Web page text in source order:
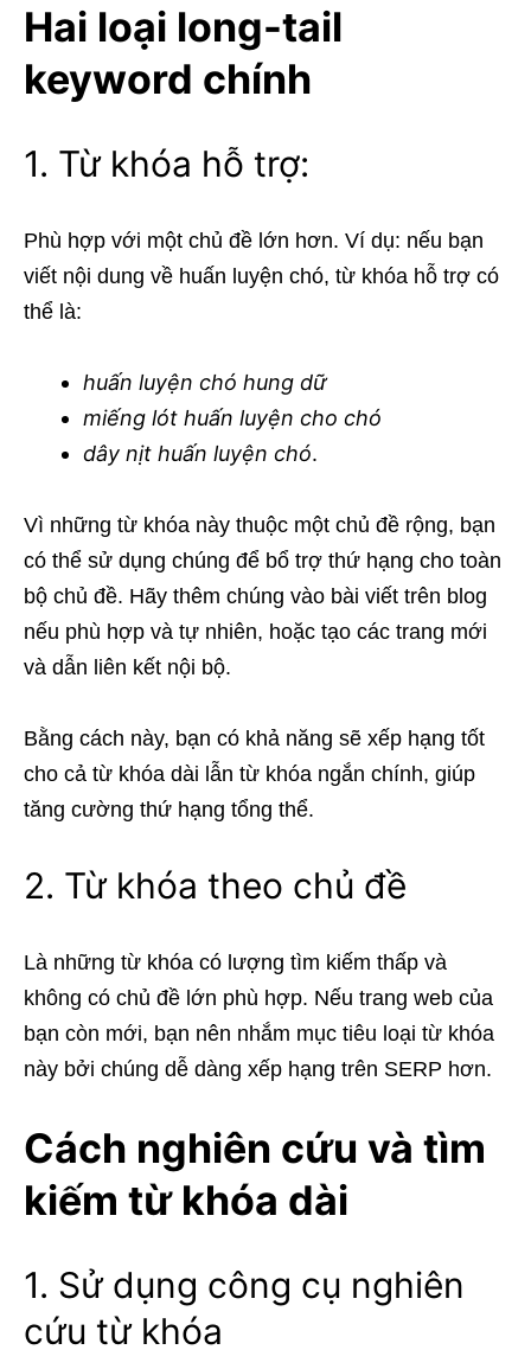
Hai loại long-tail
keyword chính
1. Từ khóa hỗ trợ:
Phù hợp với một chủ đề lớn hơn. Ví dụ: nếu bạn
viết nội dung về huấn luyện chó, từ khóa hỗ trợ có
thể là:
huấn luyện chó hung dữ
miếng lót huấn luyện cho chó
dây nịt huấn luyện chó.
Vì những từ khóa này thuộc một chủ đề rộng, bạn
có thể sử dụng chúng để bổ trợ thứ hạng cho toàn
bộ chủ đề. Hãy thêm chúng vào bài viết trên blog
nếu phù hợp và tự nhiên, hoặc tạo các trang mới
và dẫn liên kết nội bộ.
Bằng cách này, bạn có khả năng sẽ xếp hạng tốt
cho cả từ khóa dài lẫn từ khóa ngắn chính, giúp
tăng cường thứ hạng tổng thể.
2. Từ khóa theo chủ đề
Là những từ khóa có lượng tìm kiếm thấp và
không có chủ đề lớn phù hợp. Nếu trang web của
bạn còn mới, bạn nên nhắm mục tiêu loại từ khóa
này bởi chúng dễ dàng xếp hạng trên SERP hơn.
Cách nghiên cứu và tìm
kiếm từ khóa dài
1. Sử dụng công cụ nghiên
cứu từ khóa